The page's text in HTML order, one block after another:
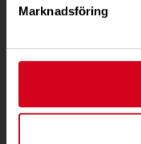
Marknadsföring
Ågatan 12 C, 172
171 04 Solna